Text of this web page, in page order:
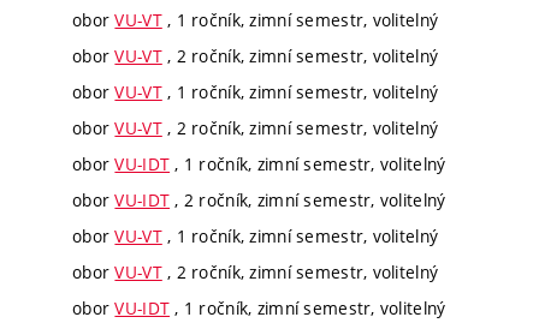
oborVU-VT, 1 ročník, zimní semestr, volitelný
oborVU-VT, 2 ročník, zimní semestr, volitelný
oborVU-VT, 1 ročník, zimní semestr, volitelný
oborVU-VT, 2 ročník, zimní semestr, volitelný
oborVU-IDT , 1 ročník, zimní semestr, volitelný
oborVU-IDT , 2 ročník, zimní semestr, volitelný
oborVU-VT, 1 ročník, zimní semestr, volitelný
oborVU-VT, 2 ročník, zimní semestr, volitelný
oborVU-IDT , 1 ročník, zimní semestr, volitelný